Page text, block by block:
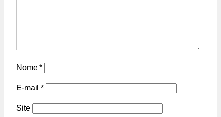
Nome *
E-mail *
Site